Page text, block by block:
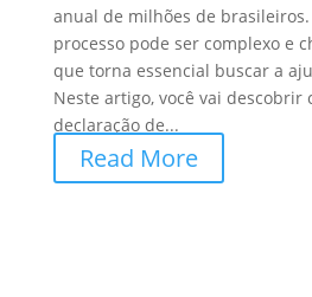
anual de milhões de
processo pode ser complexo e
que torna essencial buscar a
Neste artigo, você vai descobrir
declaração de...
Read More